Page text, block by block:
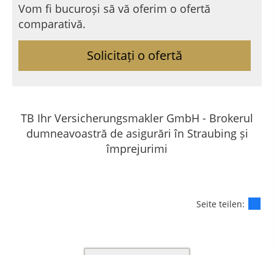
Vom fi bucuroși să vă oferim o ofertă
comparativă.
Solicitați o ofertă
TB Ihr Versicherungsmakler GmbH - Brokerul
dumneavoastră de asigurări în Straubing și
împrejurimi
Seite teilen: